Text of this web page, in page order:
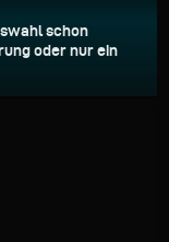
schon
oder nur ein